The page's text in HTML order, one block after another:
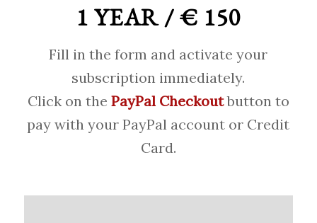
1 YEAR / € 150
Fill in the form and activate your
subscription immediately.
Click on the PayPal Checkoutbutton to
pay with your PayPal account or Credit
Card.